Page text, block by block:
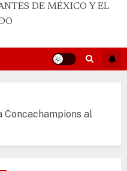
DE MÉXICO Y EL
al